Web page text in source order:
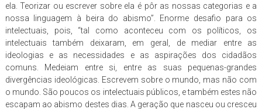
ela. Teorizar ou escrever sobre ela é pôr as nossas categorias e a
nossa linguagem à beira do abismo”. Enorme desafio para os
intelectuais, pois, “tal como aconteceu com os políticos, os
intelectuais também deixaram, em geral, de mediar entre as
ideologias e as necessidades e as aspirações dos cidadãos
comuns. Medeiam entre si, entre as suas pequenas-grandes
divergências ideológicas. Escrevem sobre o mundo, mas não com
o mundo. São poucos os intelectuais públicos, e também estes não
escapam ao abismo destes dias. A geração que nasceu ou cresceu